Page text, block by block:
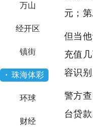
万山
经开区
镇街
· 珠海体彩
环球
财经
元；
但当
充值
容识
警方
台贷